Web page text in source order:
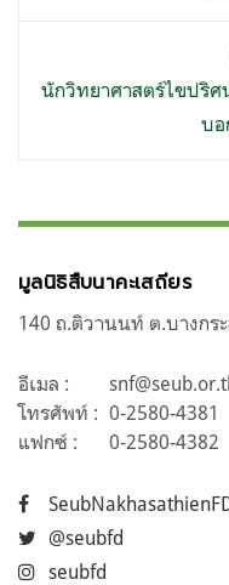
นักวิทยาศาสตร์ไขปริ
บอ
มูลนิธิสืบนาคะเสถียร
140 ถ.ติวานนท์ ต.บางกร
อีเมล :
โทรศัพท์ : 0-2580-4381
แฟกซ์ :
0-2580-4382
@seubfd
seubfd